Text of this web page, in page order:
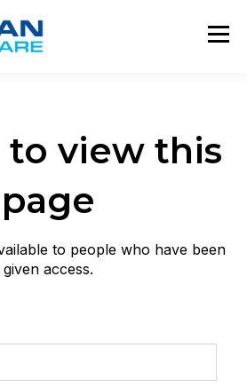
to view this
page
to people who have been
given access.